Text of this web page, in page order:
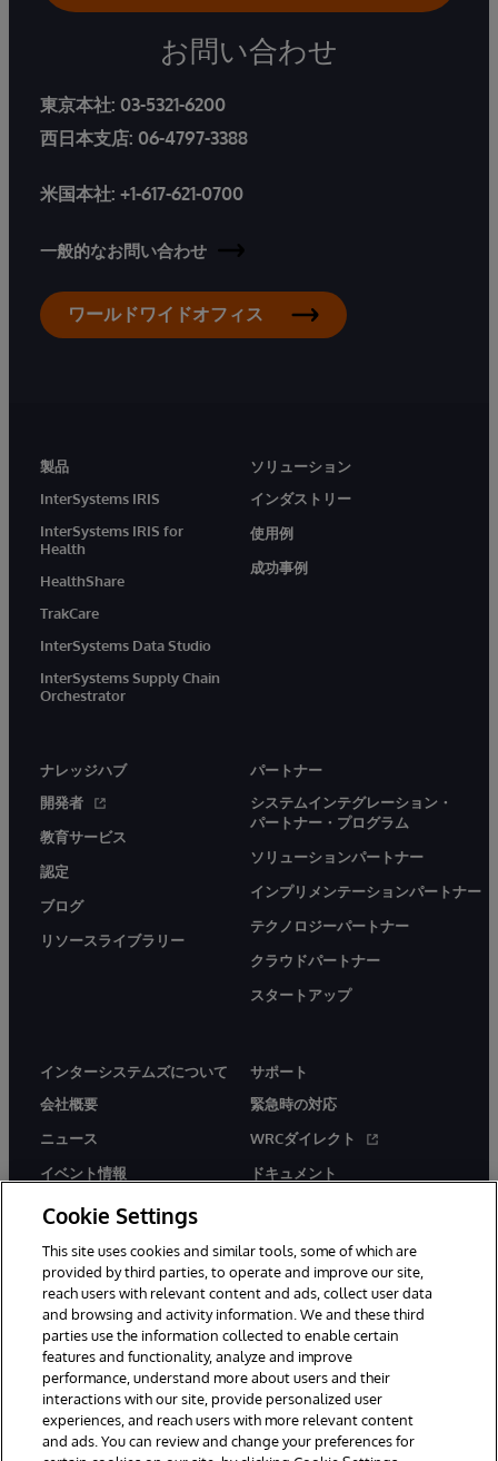
お問い合わせ
東京本社: 03-5321-6200
西日本支店: 06-4797-3388
米国本社: +1-617-621-0700
一般的なお問い合わせ
ワールドワイドオフィス
製品
InterSystems IRIS
InterSystems IRIS for
Health
HealthShare
TrakCare
InterSystems Data Studio
InterSystems Supply Chain
Orchestrator
ソリューション
インダストリー
使用例
成功事例
ナレッジハブ
開発者
教育サービス
認定
ブログ
リソースライブラリー
パートナー
システムインテグレーション・
パートナー・プログラム
ソリューションパートナー
インプリメンテーションパートナー
テクノロジーパートナー
クラウドパートナー
スタートアップ
インターシステムズについて
会社概要
ニュース
イベント情報
採用情報
サポート
緊急時の対応
WRCダイレクト
ドキュメント
© 1996-2026Y InterSystems Corporation, Boston, MA. All Rights
Reserved.
お知らせ／ご利用規約
プライバシーステートメント
保証について
アクセシビリティ
Cookie Settings
This site uses cookies and similar tools, some of which are
provided by third parties, to operate and improve our site,
reach users with relevant content and ads, collect user data
and browsing and activity information. We and these third
parties use the information collected to enable certain
features and functionality, analyze and improve
performance, understand more about users and their
interactions with our site, provide personalized user
experiences, and reach users with more relevant content
and ads. You can review and change your preferences for